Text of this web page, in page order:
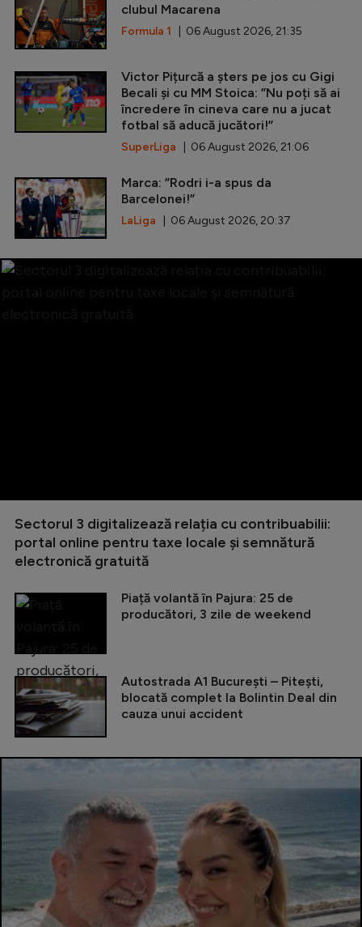
clubul Macarena
Formula 1 | 06 August 2026, 21:35
Victor Pițurcă a șters pe jos cu Gigi
Becali și cu MM Stoica: ”Nu poți să ai
încredere în cineva care nu a jucat
fotbal să aducă jucători!”
SuperLiga | 06 August 2026, 21:06
Marca: ”Rodri i-a spus da
Barcelonei!”
LaLiga | 06 August 2026, 20:37
Sectorul 3 digitalizează relația cu contribuabilii:
portal online pentru taxe locale și semnătură
electronică gratuită
Piață volantă în Pajura: 25 de
producători, 3 zile de weekend
Autostrada A1 București – Pitești,
blocată complet la Bolintin Deal din
cauza unui accident